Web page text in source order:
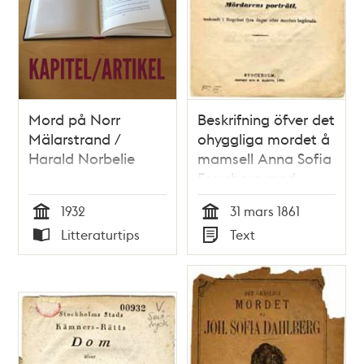
Mord på Norr
Mälarstrand /
Harald Norbelie
Tid
1932
Typ
Litteraturtips
Beskrifning öfver det
ohyggliga mordet å
mamsell Anna Sofia
Forssberg med
mördarens porträtt,
tecknadt i fängelset
fyra dagar efter
mordets begående.
Tid
31 mars 1861
Typ
Text